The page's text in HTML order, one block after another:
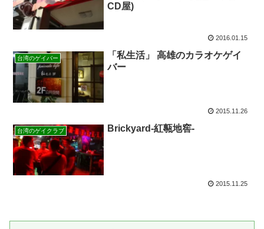
CD屋)
2016.01.15
台湾のゲイバー
「私生活」 高雄のカラオケゲイ
バー
2015.11.26
台湾のゲイクラブ Brickyard-紅甎地窖-
2015.11.25